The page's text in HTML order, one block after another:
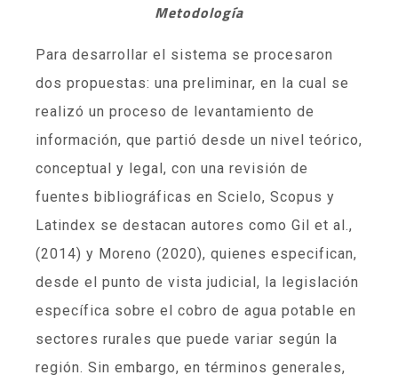
Metodología
Para desarrollar el sistema se procesaron
dos propuestas: una preliminar, en la cual se
realizó un proceso de levantamiento de
información, que partió desde un nivel teórico,
conceptual y legal, con una revisión de
fuentes bibliográficas en Scielo, Scopus y
Latindex se destacan autores como Gil et al.,
(2014) y Moreno (2020), quienes especifican,
desde el punto de vista judicial, la legislación
específica sobre el cobro de agua potable en
sectores rurales que puede variar según la
región. Sin embargo, en términos generales,